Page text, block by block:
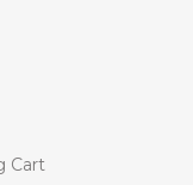
Cart